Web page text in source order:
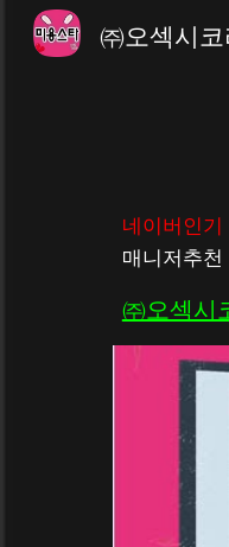
㈜오섹시
네이버인기
매니저추
㈜오섹시